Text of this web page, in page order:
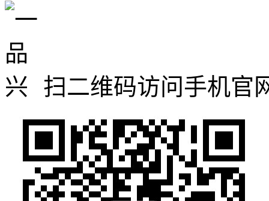
扫二维码访问手机官